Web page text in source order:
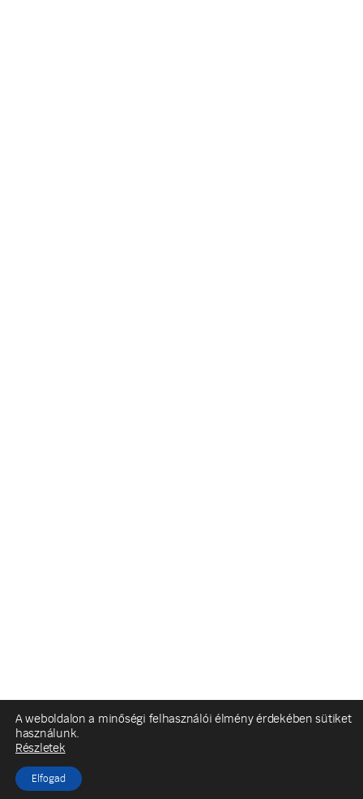
A weboldalon a minőségi felhasználói élmény érdekében sütiket
használunk.
Részletek
Elfogad